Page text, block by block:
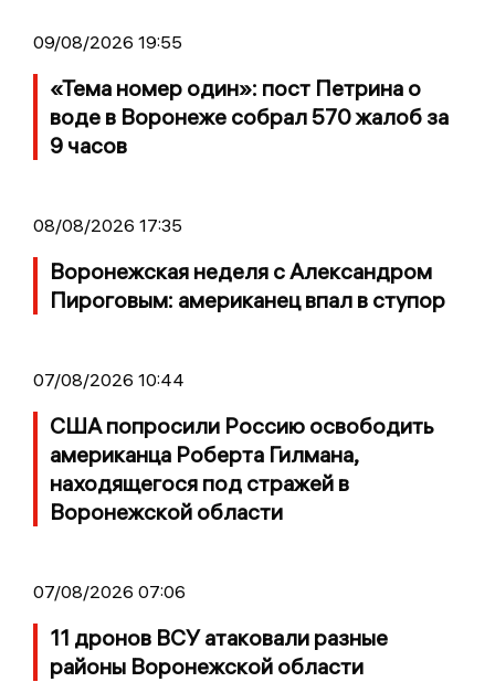
09/08/2026 19:55
«Тема номер один»: пост Петрина о
воде в Воронеже собрал 570 жалоб за
9 часов
08/08/2026 17:35
Воронежская неделя с Александром
Пироговым: американец впал в ступор
07/08/2026 10:44
США попросили Россию освободить
американца Роберта Гилмана,
находящегося под стражей в
Воронежской области
07/08/2026 07:06
11 дронов ВСУ атаковали разные
районы Воронежской области